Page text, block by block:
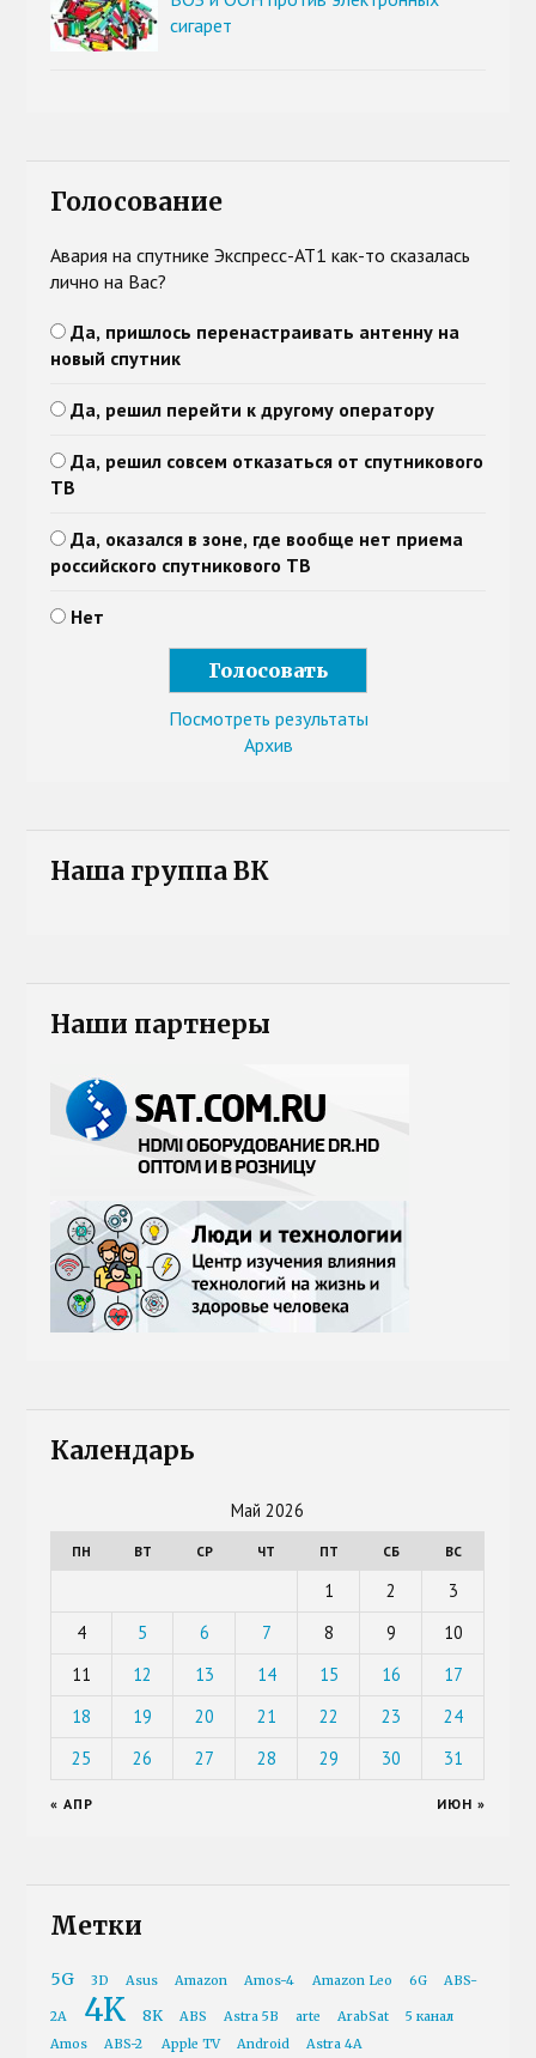
сигарет
Голосование
Авария на спутнике Экспресс-АТ1 как-то сказалась
лично на Вас?
Да, пришлось перенастраивать антенну на
новый спутник
Да, решил перейти к другому оператору
Да, решил совсем отказаться от спутникового
ТВ
Да, оказался в зоне, где вообще нет приема
российского спутникового ТВ
Нет
Посмотреть результаты
Архив
Наша группа ВК
Наши партнеры
Календарь
Май 2026
ПН ВТ СР ЧТ ПТ СБ ВС
1 2
3
4
5 6 7 8 9
10
11
12 13 14 15 16
17
18
19 20 21 22 23
24
25
26 27 28 29 30 31
« АПР ИЮН »
Метки
5G 3D Asus Amazon Amos-4 Amazon Leo 6G ABS-
2A 4K 8K ABS Astra 5B arte ArabSat
5 канал
Amos
ABS-2 Apple TV Android Astra 4A